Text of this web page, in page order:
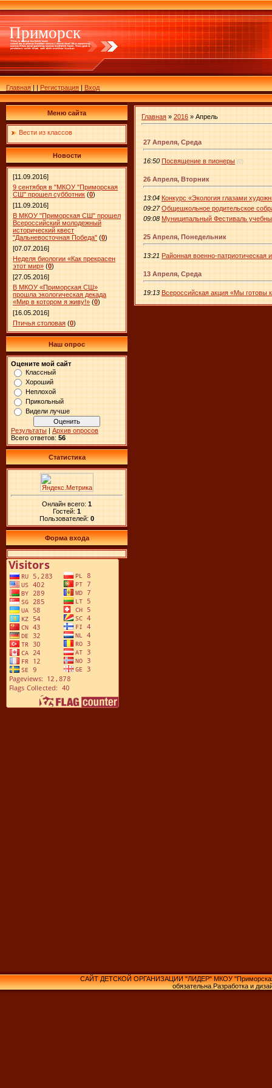
Приморск
Главная||Регистрация|Вход
Меню сайта
Вести из классов
Новости
[11.09.2016]
9 сентября в "МКОУ "Приморская
СШ" прошел субботник (0)
[11.09.2016]
В МКОУ "Приморская СШ" прошел
Всероссийский молодежный
исторический квест
"Дальневосточная Победа" (0)
[07.07.2016]
Неделя биологии «Как прекрасен
этот мир» (0)
[27.05.2016]
В МКОУ «Приморская СШ»
прошла экологическая декада
«Мир в котором я живу!» (0)
[16.05.2016]
Птичья столовая (0)
Наш опрос
Оцените мой сайт
Классный
Хороший
Неплохой
Прикольный
Видели лучше
Результаты | Архив опросов
Всего ответов: 56
Статистика
Онлайн всего: 1
Гостей: 1
Пользователей: 0
Форма входа
Главная » 2016 » Апрель
27 Апреля, Среда
16:50 Посвящение в пионеры (0)
26 Апреля, Вторник
13:04 Конкурс «Экология глазами
09:27 Общешкольное родительское
09:08 Муниципальный Фестиваль
25 Апреля, Понедельник
13:21 Районная военно-патриотическая
13 Апреля, Среда
19:13 Всероссийская акция «Мы готовы
САЙТ ДЕТСКОЙ ОРГАНИЗАЦИИ "ЛИДЕР" МКОУ "Приморская
обязательна.Разработка и